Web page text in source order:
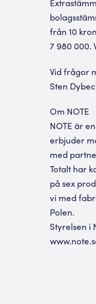
från 10
7 980 000.
Vid frågor
Sten
Om NOTE
NOTE är
erbjuder
med
Totalt har
på sex
vi med
Polen.
Styrelsen i